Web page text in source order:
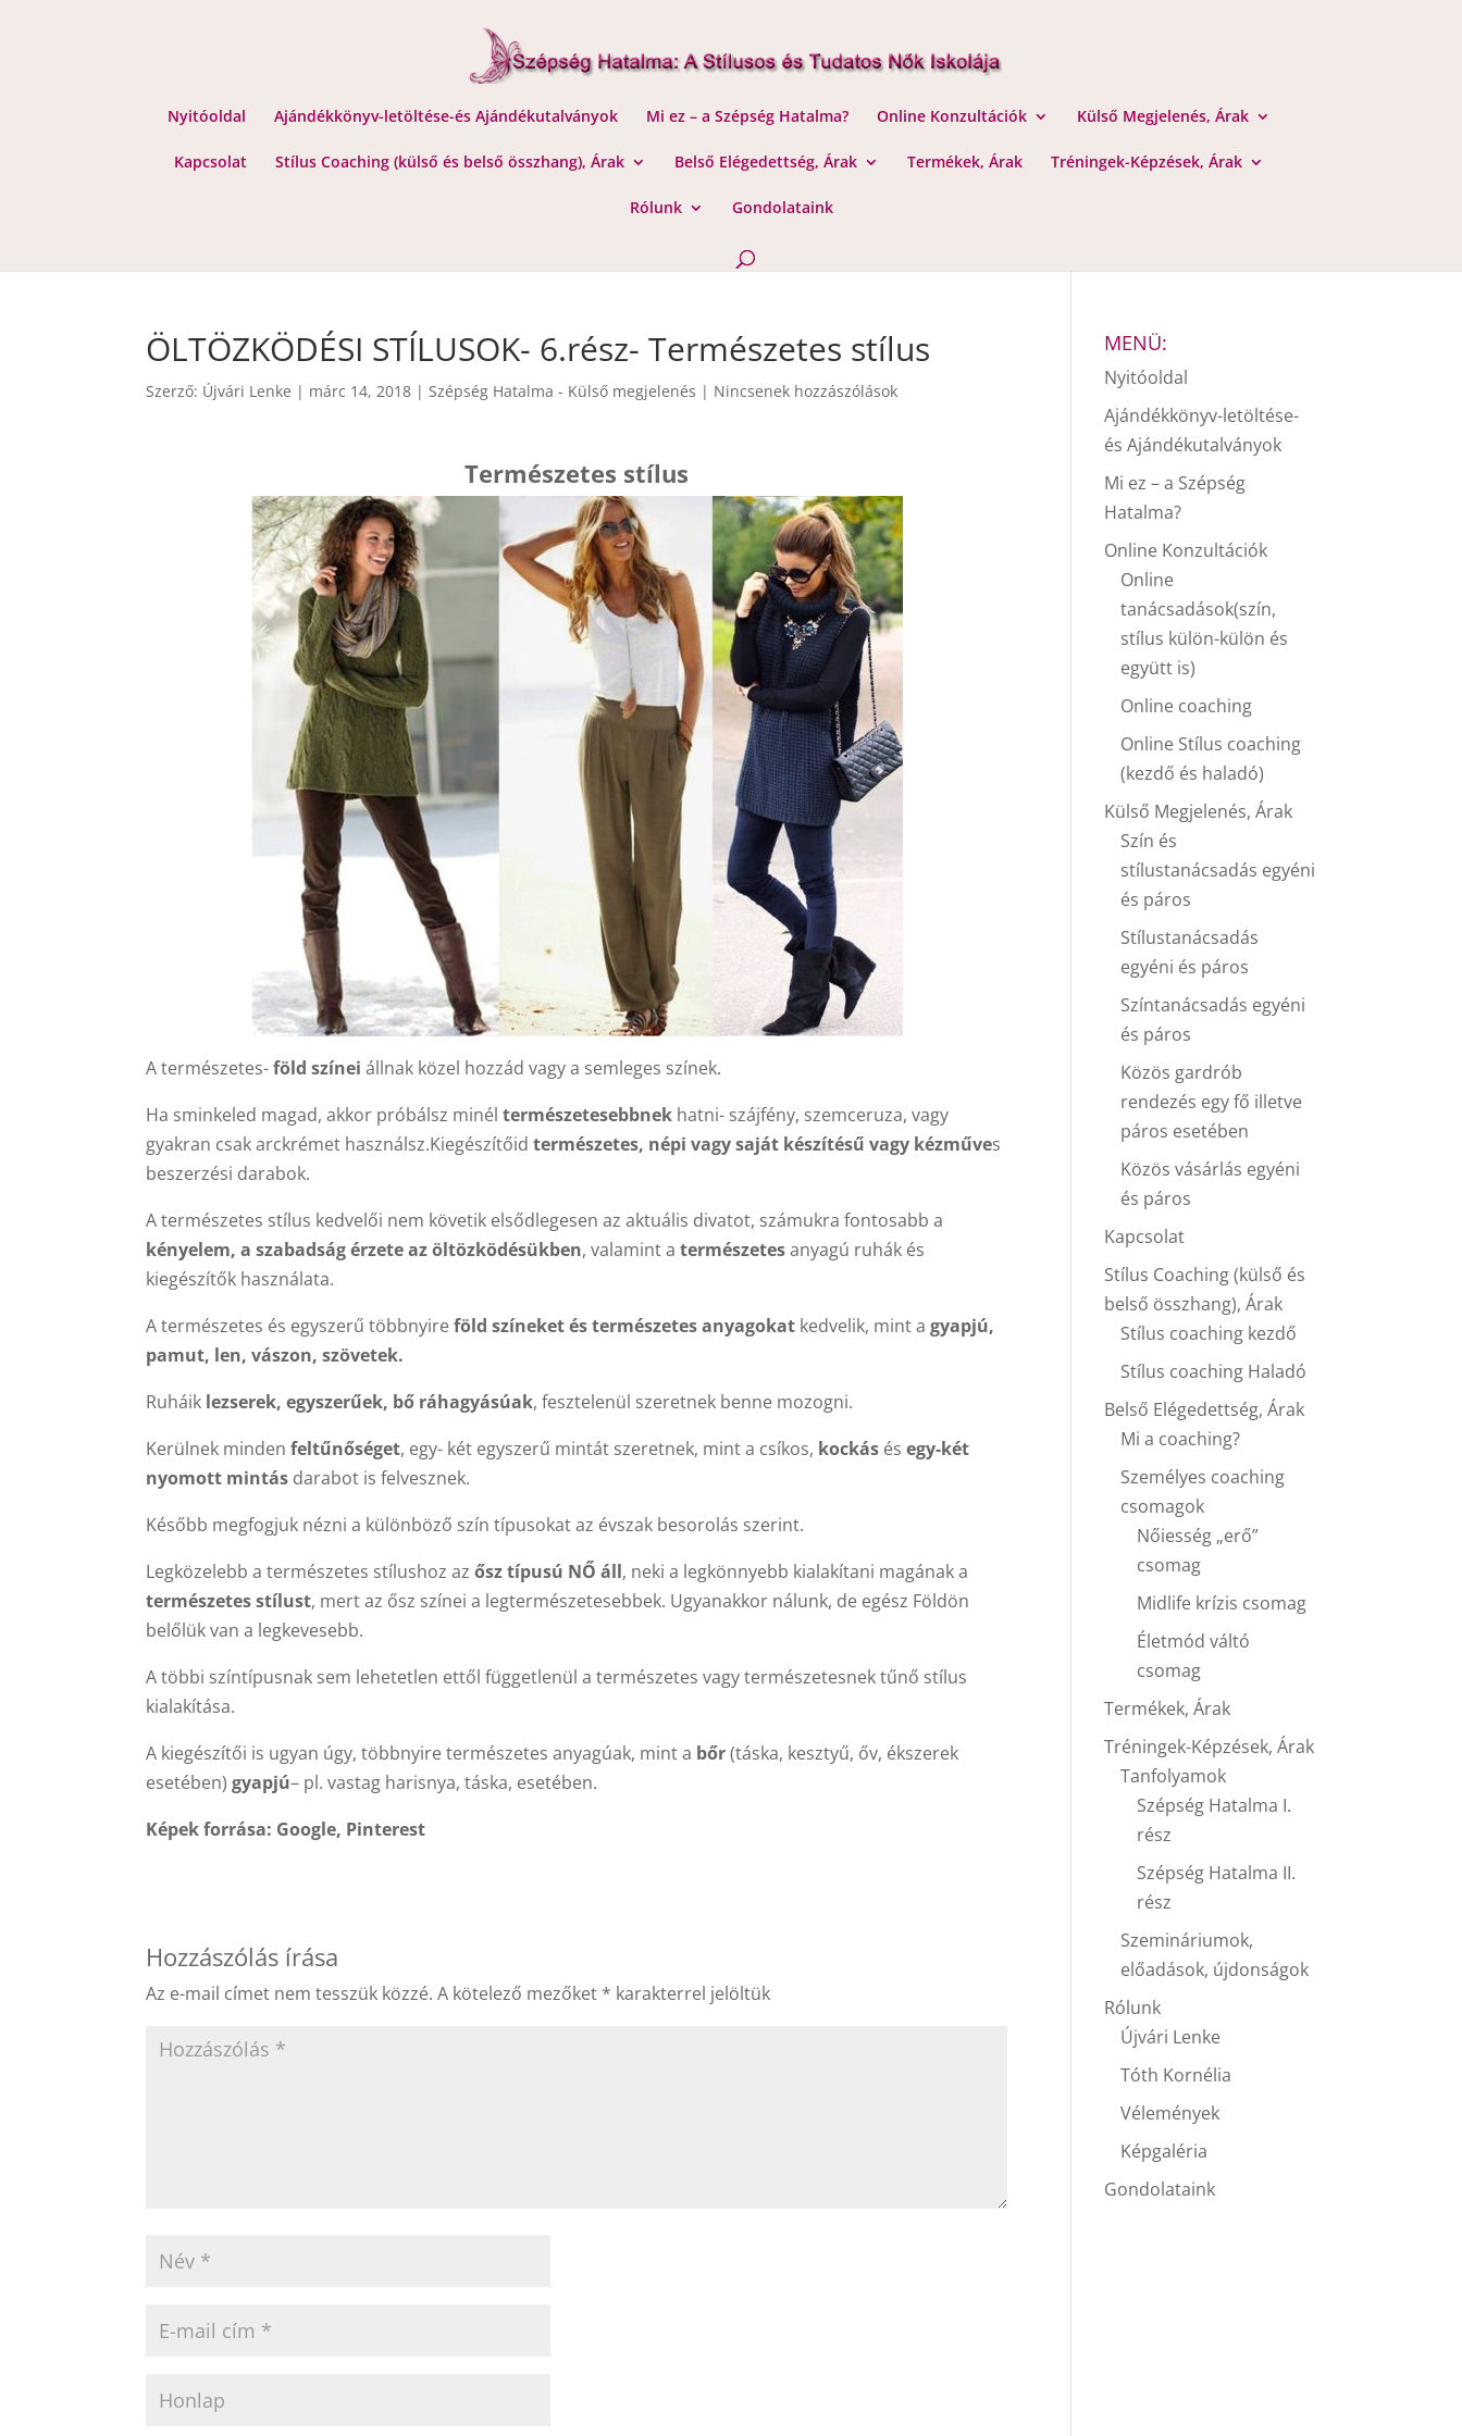
Nyitóoldal Ajándékkönyv-letöltése-és Ajándékutalványok Mi ez – a Szépség Hatalma? Online Konzultációk Külső Megjelenés, Árak
Kapcsolat Stílus Coaching (külső és belső összhang), Árak Belső Elégedettség, Árak Termékek, Árak Tréningek-Képzések, Árak
Rólunk Gondolataink
ÖLTÖZKÖDÉSI STÍLUSOK- 6.rész- Természetes stílus
Szerző: Újvári Lenke | márc 14, 2018 |Szépség Hatalma - Külső megjelenés | Nincsenek hozzászólások
Természetes stílus
A természetes-föld színei állnak közel hozzád vagy a semleges színek.
Ha sminkeled magad, akkor próbálsz minéltermészetesebbnek hatni- szájfény, szemceruza, vagy
gyakran csak arckrémet használsz.Kiegészítőidtermészetes, népi vagy saját készítésű vagy kézműves
beszerzési darabok.
A természetes stílus kedvelői nem követik elsődlegesen az aktuális divatot, számukra fontosabb a
kényelem, a szabadság érzete az öltözködésükben, valamint atermészetesanyagú ruhák és
kiegészítők használata.
A természetes és egyszerű többnyireföld színeket és természetes anyagokat kedvelik, mint agyapjú,
pamut, len, vászon, szövetek.
Ruháik lezserek, egyszerűek, bő ráhagyásúak, fesztelenül szeretnek benne mozogni.
Kerülnek mindenfeltűnőséget, egy- két egyszerű mintát szeretnek, mint a csíkos, kockás ésegy-két
nyomott mintás darabot is felvesznek.
Később megfogjuk nézni a különböző szín típusokat az évszak besorolás szerint.
Legközelebb a természetes stílushoz azősz típusú NŐ áll, neki a legkönnyebb kialakítani magának a
természetes stílust, mert az ősz színei a legtermészetesebbek. Ugyanakkor nálunk, de egész Földön
belőlük van a legkevesebb.
A többi színtípusnak sem lehetetlen ettől függetlenül a természetes vagy természetesnek tűnő stílus
kialakítása.
A kiegészítői is ugyan úgy, többnyire természetes anyagúak, mint a bőr(táska, kesztyű, őv, ékszerek
esetében)gyapjú– pl. vastag harisnya, táska, esetében.
Képek forrása: Google, Pinterest
Hozzászólás írása
Az e-mail címet nem tesszük közzé. A kötelező mezőket * karakterrel jelöltük
MENÜ:
Nyitóoldal
Ajándékkönyv-letöltése-
és Ajándékutalványok
Mi ez – a Szépség
Hatalma?
Online Konzultációk
Online
tanácsadások(szín,
stílus külön-külön és
együtt is)
Online coaching
Online Stílus coaching
(kezdő és haladó)
Külső Megjelenés, Árak
Szín és
stílustanácsadás egyéni
és páros
Stílustanácsadás
egyéni és páros
Színtanácsadás egyéni
és páros
Közös gardrób
rendezés egy fő illetve
páros esetében
Közös vásárlás egyéni
és páros
Kapcsolat
Stílus Coaching (külső és
belső összhang), Árak
Stílus coaching kezdő
Stílus coaching Haladó
Belső Elégedettség, Árak
Mi a coaching?
Személyes coaching
csomagok
Nőiesség „erő”
csomag
Midlife krízis csomag
Életmód váltó
csomag
Termékek, Árak
Tréningek-Képzések, Árak
Tanfolyamok
Szépség Hatalma I.
rész
Szépség Hatalma II.
rész
Szemináriumok,
előadások, újdonságok
Rólunk
Újvári Lenke
Tóth Kornélia
Vélemények
Képgaléria
Gondolataink